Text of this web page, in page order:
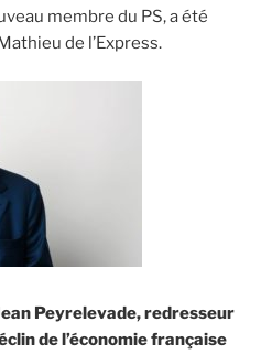
membre du PS, a été
de l’Express.
Peyrelevade, redresseur
de l’économie française